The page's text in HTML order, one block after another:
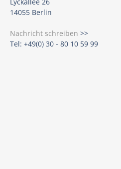
14055 Berlin
Nachricht schreiben >>
Tel: +49(0) 30 - 80 10 59 99